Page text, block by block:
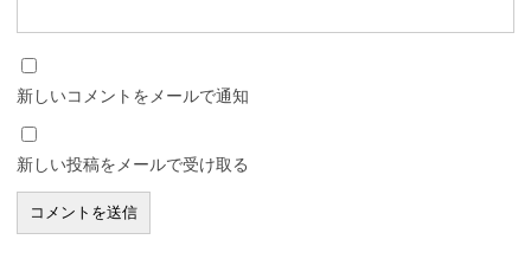
新しいコメントをメールで通知
新しい投稿をメールで受け取る